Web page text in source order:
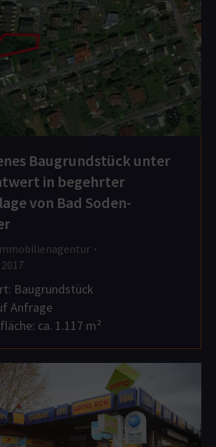
Baugrundstück unter
in begehrter
von Bad Soden-
Baugrundstück
Anfrage
ca. 1.117 m²